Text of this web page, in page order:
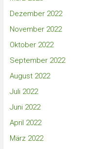
Dezember 2022
November 2022
Oktober 2022
September 2022
August 2022
Juli 2022
Juni 2022
April 2022
März 2022